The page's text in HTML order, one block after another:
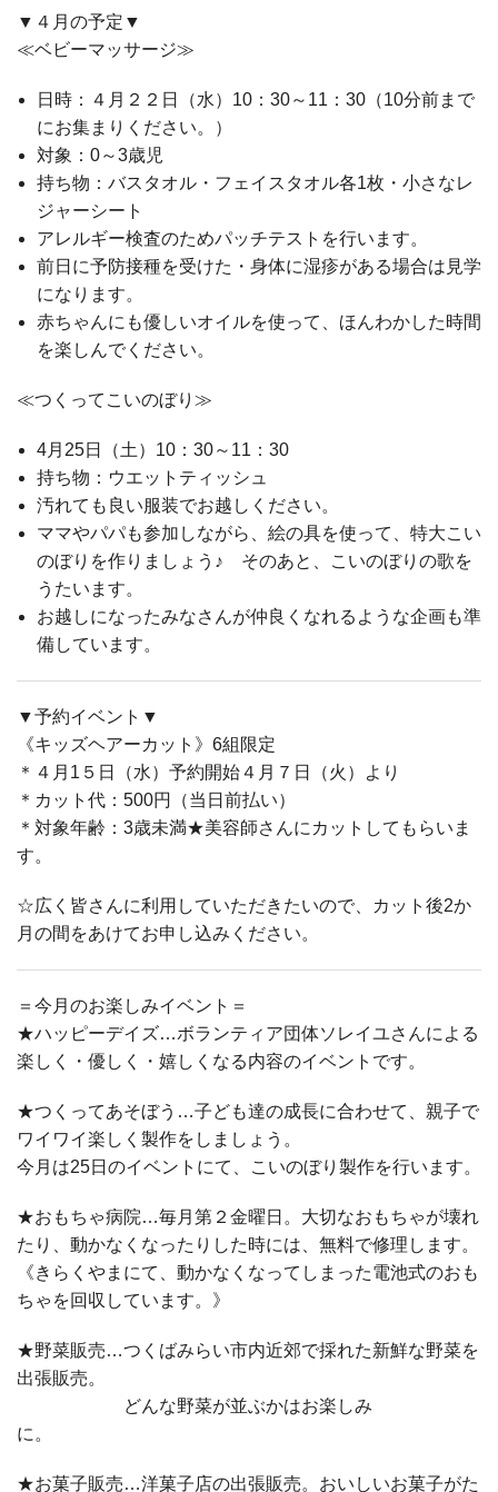
▼４月の予定▼
≪ベビーマッサージ≫
日時：４月２２日（水）10：30～11：30（10分前まで
にお集まりください。）
対象：0～3歳児
持ち物：バスタオル・フェイスタオル各1枚・小さなレ
ジャーシート
アレルギー検査のためパッチテストを行います。
前日に予防接種を受けた・身体に湿疹がある場合は見学
になります。
赤ちゃんにも優しいオイルを使って、ほんわかした時間
を楽しんでください。
≪つくってこいのぼり≫
4月25日（土）10：30～11：30
持ち物：ウエットティッシュ
汚れても良い服装でお越しください。
ママやパパも参加しながら、絵の具を使って、特大こい
のぼりを作りましょう♪ そのあと、こいのぼりの歌を
うたいます。
お越しになったみなさんが仲良くなれるような企画も準
備しています。
▼予約イベント▼
《キッズヘアーカット》6組限定
＊４月1５日（水）予約開始４月７日（火）より
＊カット代：500円（当日前払い）
＊対象年齢：3歳未満★美容師さんにカットしてもらいま
す。
☆広く皆さんに利用していただきたいので、カット後2か
月の間をあけてお申し込みください。
＝今月のお楽しみイベント＝
★ハッピーデイズ…ボランティア団体ソレイユさんによる
楽しく・優しく・嬉しくなる内容のイベントです。
★つくってあそぼう…子ども達の成長に合わせて、親子で
ワイワイ楽しく製作をしましょう。
今月は25日のイベントにて、こいのぼり製作を行います。
★おもちゃ病院…毎月第２金曜日。大切なおもちゃが壊れ
たり、動かなくなったりした時には、無料で修理します。
《きらくやまにて、動かなくなってしまった電池式のおも
ちゃを回収しています。》
★野菜販売…つくばみらい市内近郊で採れた新鮮な野菜を
出張販売。
どんな野菜が並ぶかはお楽しみ
に。
★お菓子販売…洋菓子店の出張販売。おいしいお菓子がた